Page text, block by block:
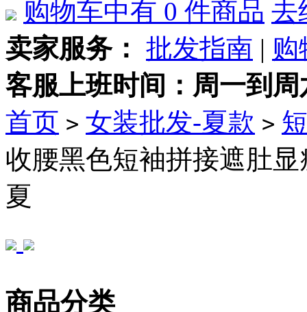
购物车中有 0 件商品 去
卖家服务： 批发指南 | 购
客服上班时间：周一到
首页 > 女装批发-夏款 >
收腰黑色短袖拼接遮肚
夏
商品分类